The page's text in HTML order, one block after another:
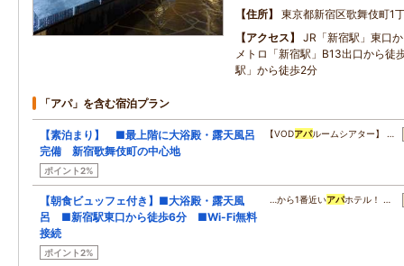
住所
東京都新宿区歌舞伎町1
アクセス
JR「新宿駅」東口
メトロ「新宿駅」B13出口から徒
駅」から徒歩2分
「アパ」を含む宿泊プラン
【素泊まり】 ■最上階に大浴殿・露天風呂
完備 新宿歌舞伎町の中心地
ポイント2%
【VODアパルームシアター】 …
【朝食ビュッフェ付き】■大浴殿・露天風
呂 ■新宿駅東口から徒歩6分 ■Wi-Fi無料
接続
ポイント2%
…から1番近いアパホテル！ …